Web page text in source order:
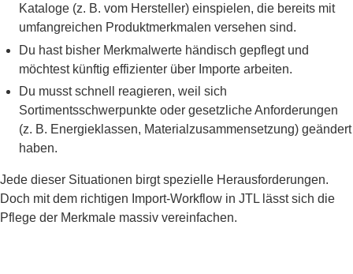
Kataloge (z. B. vom Hersteller) einspielen, die bereits mit
umfangreichen Produktmerkmalen versehen sind.
Du hast bisher Merkmalwerte händisch gepflegt und
möchtest künftig effizienter über Importe arbeiten.
Du musst schnell reagieren, weil sich
Sortimentsschwerpunkte oder gesetzliche Anforderungen
(z. B. Energieklassen, Materialzusammensetzung) geändert
haben.
Jede dieser Situationen birgt spezielle Herausforderungen.
Doch mit dem richtigen Import-Workflow in JTL lässt sich die
Pflege der Merkmale massiv vereinfachen.